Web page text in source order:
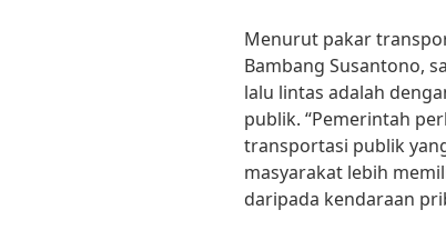
Menurut pakar
Bambang Susantono,
lalu lintas adalah
publik. “Pemerintah
transportasi publik
masyarakat lebih
daripada kendaraan